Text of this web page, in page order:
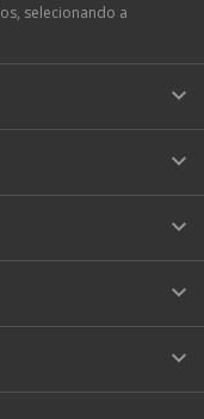
selecionando a